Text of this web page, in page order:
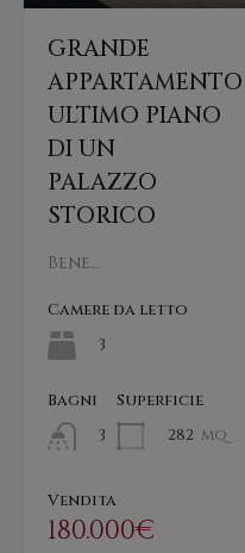
GRANDE
APPARTAMENTO
ULTIMO PIANO
DI UN
PALAZZO
STORICO
Bene…
Camere da letto
3
Bagni
3
Superficie
282 mq
Vendita
180.000€